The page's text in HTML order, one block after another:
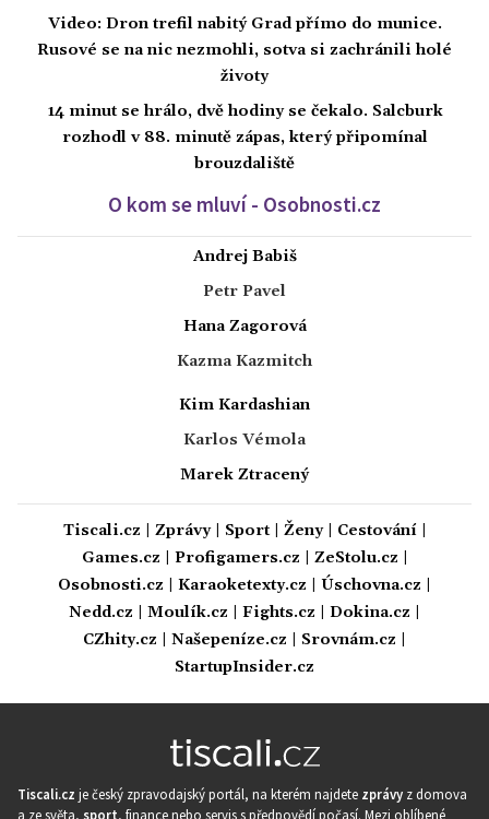
Video: Dron trefil nabitý Grad přímo do munice.
Rusové se na nic nezmohli, sotva si zachránili holé
životy
14 minut se hrálo, dvě hodiny se čekalo. Salcburk
rozhodl v 88. minutě zápas, který připomínal
brouzdaliště
O kom se mluví - Osobnosti.cz
Andrej Babiš
Petr Pavel
Hana Zagorová
Kazma Kazmitch
Kim Kardashian
Karlos Vémola
Marek Ztracený
Tiscali.cz Zprávy| Sport| Ženy| Cestování|
Games.cz
Profigamers.cz ZeStolu.cz
Osobnosti.cz
Karaoketexty.cz Úschovna.cz
Nedd.cz
Moulík.cz Fights.cz Dokina.cz
CZhity.cz
Našepeníze.cz Srovnám.cz
StartupInsider.cz
Tiscali.cz je český zpravodajský portál, na kterém najdete zprávy z domova
a ze světa, sport, finance nebo servis s předpovědí počasí. Mezi oblíbené